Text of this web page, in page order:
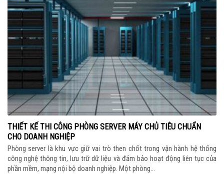
THIẾT KẾ THI CÔNG PHÒNG SERVER MÁY CHỦ TIÊU CHUẨN
CHO DOANH NGHIỆP
Phòng server là khu vực giữ vai trò then chốt trong vận hành hệ thống
công nghệ thông tin, lưu trữ dữ liệu và đảm bảo hoạt động liên tục của
phần mềm, mạng nội bộ doanh nghiệp. Một phòng...